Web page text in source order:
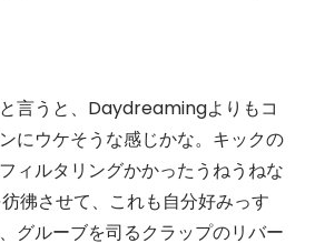
と言うと、Daydreamingよりもコ
にウケそうな感じかな。キックの
ィルタリングかかったうねうねな
彿させて、これも自分好みっす
グルーブを司るクラップのリバー